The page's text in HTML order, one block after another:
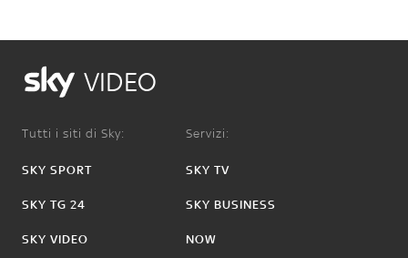
VIDEO
Tutti i siti di Sky:
SKY SPORT
SKY TG 24
SKY VIDEO
Servizi:
SKY TV
SKY BUSINESS
NOW